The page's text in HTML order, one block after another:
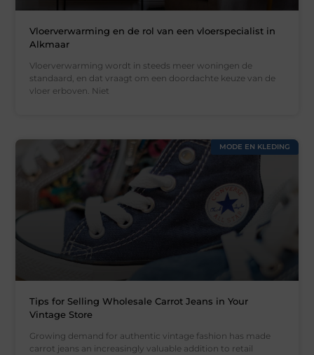
Vloerverwarming en de rol van een vloerspecialist in
Alkmaar
Vloerverwarming wordt in steeds meer woningen de
standaard, en dat vraagt om een doordachte keuze van de
vloer erboven. Niet
MODE EN KLEDING
Tips for Selling Wholesale Carrot Jeans in Your
Vintage Store
Growing demand for authentic vintage fashion has made
carrot jeans an increasingly valuable addition to retail